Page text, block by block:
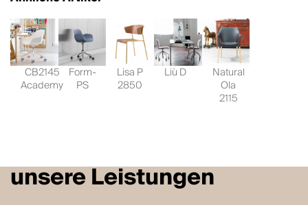
CB2145
Academy
Form-
PS
Lisa P
2850
Liù D Natural
Ola
2115
unsere Leistungen